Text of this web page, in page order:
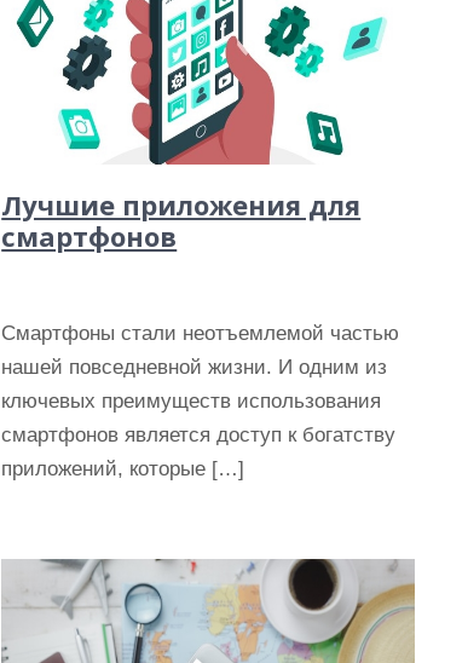
Лучшие приложения для
смартфонов
Смартфоны стали неотъемлемой частью
нашей повседневной жизни. И одним из
ключевых преимуществ использования
смартфонов является доступ к богатству
приложений, которые […]